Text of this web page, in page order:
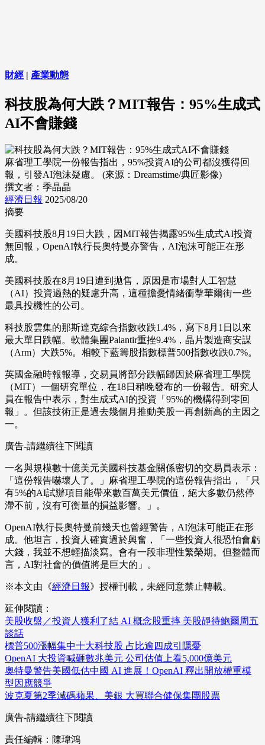
財經 | 產業動態
科技股為何大跌？MIT報告：95%生成式
AI不會賺錢
麻省理工學院一份報告指出，95%投資AI的公司都沒獲得回
報，引發AI泡沫疑慮。 (來源：Dreamstime/典匠影像)
撰文者：季晶晶
經濟日報 2025/08/20
摘要
美國科技股8月19日大跌，因MIT報告揭露95%生成式AI投資
無回報，OpenAI執行長奧特曼亦警告，AI泡沫可能正在形
成。
美國科技股在8月19日遭到拋售，原因是市場對人工智慧
（AI）投資過熱的疑慮升高，這種擔憂情緒衝擊華爾街一些
最具投機性的公司。
科技股雲集的那斯達克綜合指數收跌1.4%，寫下8月1日以來
最大單日跌幅。軟體集團Palantir重挫9.4%，晶片製造商安謀
（Arm）大跌5%。相較下藍籌股指數標普500指數收跌0.7%。
英國金融時報報導，交易員將部分跌幅歸因於麻省理工學院
（MIT）一個研究單位，在18日稍晚發布的一份報告。研究人
員在報告中表示，對生成式AI的投資「95%的機構得到零回
報」。但該技術正是過去幾個月推動美股一再創新高的主因之
一。
廣告-請繼續往下閱讀
一名與規模數十億美元美國科技基金關係密切的交易員表示：
「這份報告嚇壞人了。」麻省理工學院的這份報告指出，「只
有5%的AI試辦項目能帶來數百萬美元價值，絕大多數仍然停
滯不前，沒有可衡量的損益影響。」。
OpenAI執行長奧特曼前幾天也曾經警告，AI泡沫可能正在形
成。他坦言，投資人確實過於興奮，「一些投資人很恐怕會虧
大錢，我並不想輕描淡寫。會有一段非理性繁榮期。但整體而
言，AI對社會的價值將是巨大的」。
※本文由《經濟日報》授權刊載，未經同意禁止轉載。
延伸閱讀：
美股收盤／投資人獲利了結 AI 概念股重摔 美股靜待鮑爾周五
談話
標普500漲幅集中十大科技股 占比逾四成引隱憂
OpenAI 大投資喊砸數兆美元 公司估值上看5,000億美元
奧特曼警告美國低估中國 AI 進展！OpenAI 釋出開放權重模
型因應競爭
波克夏第2季減碼蘋果、美銀 大買聯合健保集團股票
廣告-請繼續往下閱讀
責任編輯：陳瑋鴻